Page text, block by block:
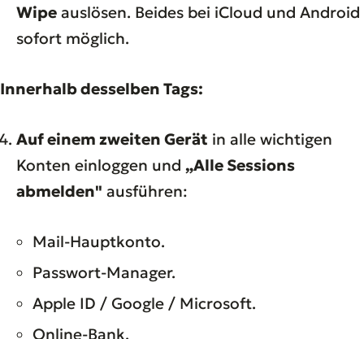
Wipe auslösen. Beides bei iCloud und Android
sofort möglich.
Innerhalb desselben Tags:
Auf einem zweiten Gerät in alle wichtigen
Konten einloggen und „Alle Sessions
abmelden" ausführen:
Mail-Hauptkonto.
Passwort-Manager.
Apple ID / Google / Microsoft.
Online-Bank.